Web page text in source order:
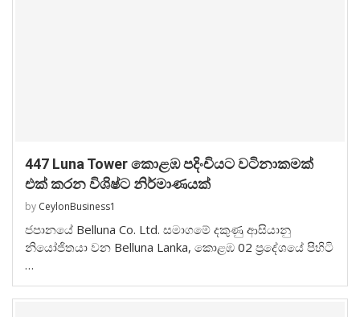
447 Luna Tower කොළඹ පදිංචියට වටිනාකමක්
එක් කරන විශිෂ්ට නිර්මාණයක්
by CeylonBusiness1
ජපානයේ Belluna Co. Ltd. සමාගමේ දකුණු ආසියානු
නියෝජිතයා වන Belluna Lanka, කොළඹ 02 ප්‍රදේශයේ පිහිටි
…